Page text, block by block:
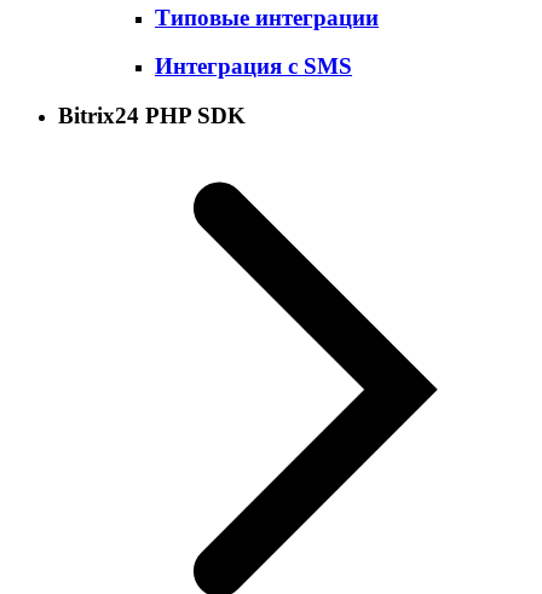
Типовые интеграции
Интеграция с SMS
Bitrix24 PHP SDK